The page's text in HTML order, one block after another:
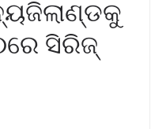
ସିରିଜ୍